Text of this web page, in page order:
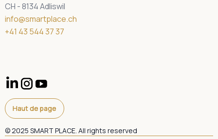
CH - 8134 Adliswil
info@smartplace.ch
+41 43 544 37 37
© 2025 SMART PLACE. All rights reserved
Haut de page
Haut de page